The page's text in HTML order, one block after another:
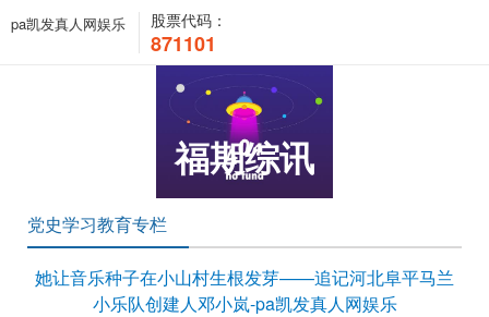
pa凯发真人网娱乐 股票代码：
871101
福期综讯
党史学习教育专栏
她让音乐种子在小山村生根发芽——追记河北阜平马兰
小乐队创建人邓小岚-pa凯发真人网娱乐